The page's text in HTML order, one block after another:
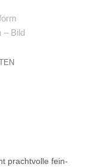
prachtvolle fein-